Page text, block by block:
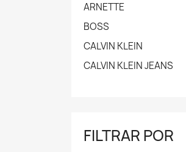
ARNETTE
BOSS
CALVIN KLEIN
CALVIN KLEIN JEANS
FILTRAR POR